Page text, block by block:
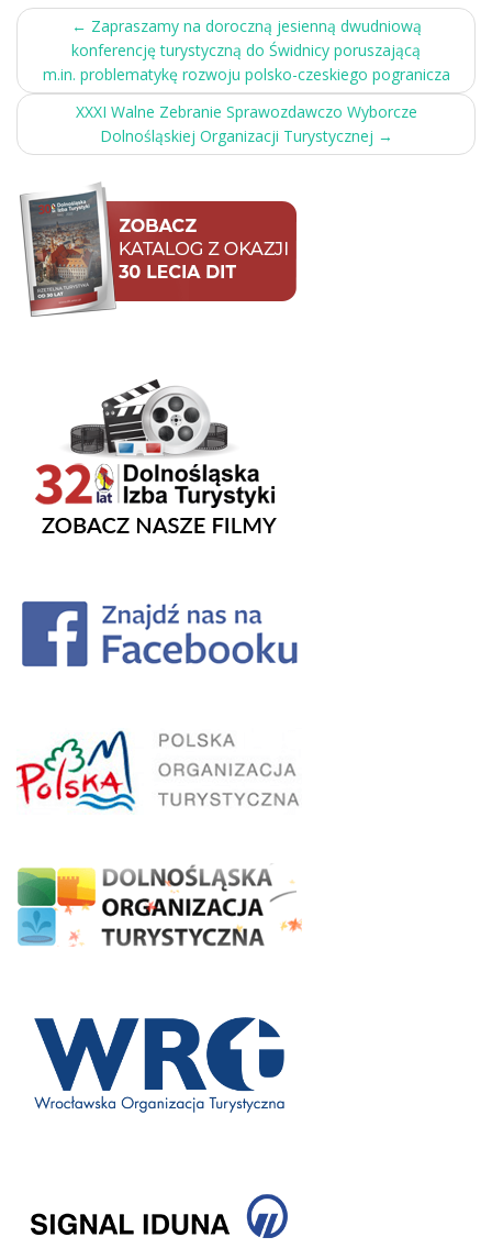
Post
navigation
← Zapraszamy na doroczną jesienną dwudniową
konferencję turystyczną do Świdnicy poruszającą
m.in. problematykę rozwoju polsko-czeskiego pogranicza
XXXI Walne Zebranie Sprawozdawczo Wyborcze
Dolnośląskiej Organizacji Turystycznej →